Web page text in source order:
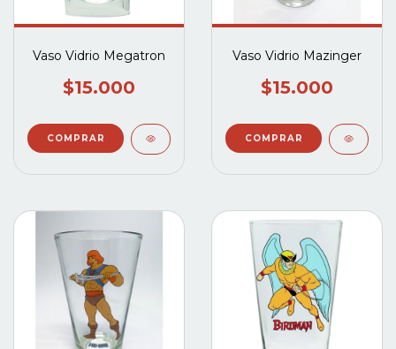
Vaso Vidrio Megatron
$15.000
Vaso Vidrio Mazinger
$15.000